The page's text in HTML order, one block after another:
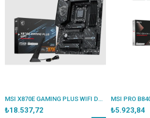
MSI X870E GAMING PLUS WIFI DDR5 8200MT/S 1XHDMI 3XM.2 USB ATX AM5 (AMD AM5 9000/8000/7000 SERİLERİ İLE UYUMLU)
₺18.537,72 ₺5.923,84